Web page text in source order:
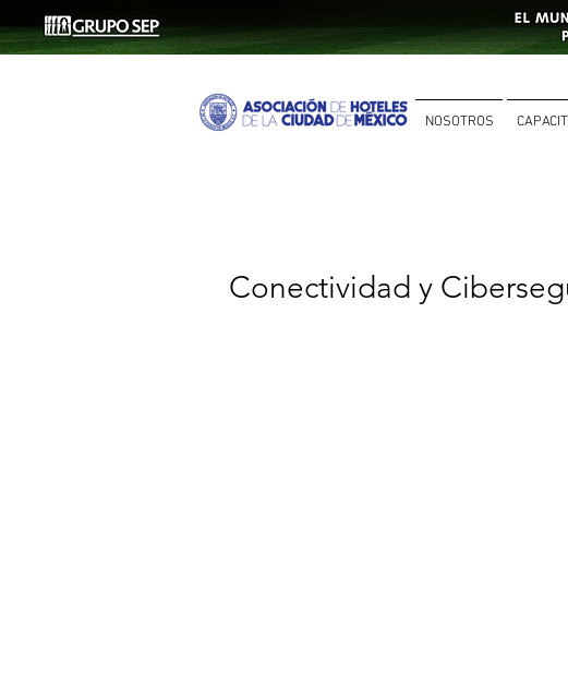
NOSOTROS
Conectividad y